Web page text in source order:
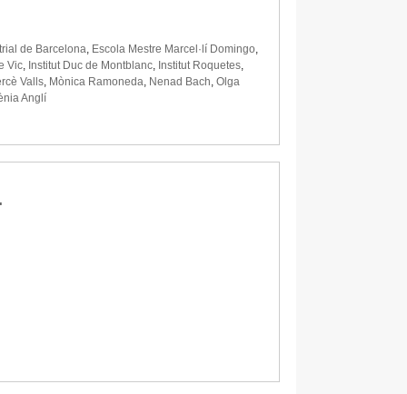
de Barcelona, Escola Mestre Marcel·lí Domingo,
Vic, Institut Duc de Montblanc, Institut Roquetes,
Valls, Mònica Ramoneda, Nenad Bach, Olga
Anglí